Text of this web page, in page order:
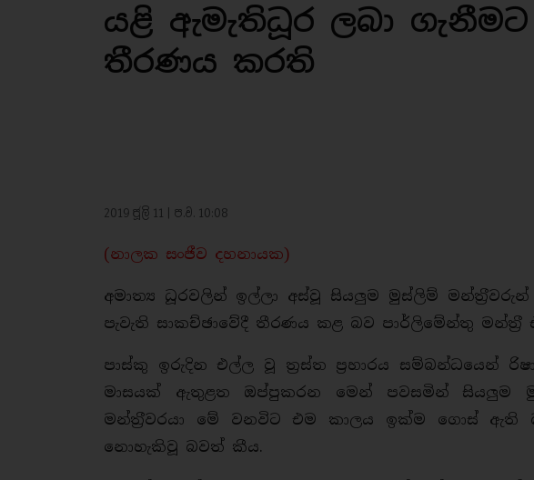
යළි ඇමැතිධූර ලබා
තීරණය කරති
2019 ජූලි 11 | ප.ව. 10:08
(නාලක සංජීව දහනායක)
අමාත්‍ය ධූරවලින් ඉල්ලා අස්වූ සියලුම මුස්ලිම් මන්ත‍්‍රීවරුන්
පැවැති සාකච්ඡාවේදී තීරණය කළ බව පාර්ලිමේන්තු මන්ත‍්‍රී
පාස්කු ඉරුදින එල්ල වූ ත‍්‍රස්ත ප‍්‍රහාරය සම්බන්ධයෙන්
මාසයක් ඇතුළත ඔප්පුකරන මෙන් පවසමින් සියලුම
මන්ත‍්‍රීවරයා මේ වනවිට එම කාලය ඉක්ම ගොස් ඇති
නොහැකිවූ බවත් කීය.